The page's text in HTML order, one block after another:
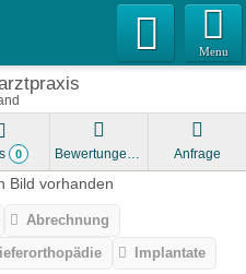
Menu
0 Bewertungen Anfrage
Abrechnung
Implantate